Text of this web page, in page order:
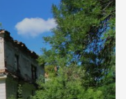
Точної дати […]